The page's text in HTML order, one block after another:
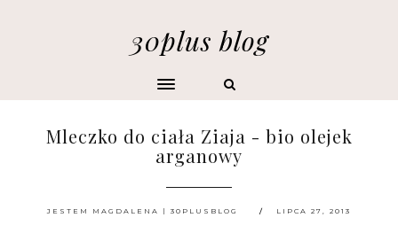
30plus blog
Mleczko do ciała Ziaja - bio olejek
arganowy
JESTEM MAGDALENA | 30PLUSBLOG LIPCA 27, 2013